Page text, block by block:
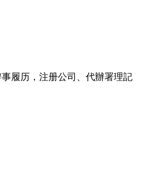
履历，注册公司、代辦署理記